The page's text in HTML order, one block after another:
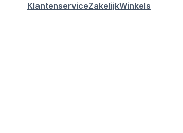
KlantenserviceZakelijkWinkels